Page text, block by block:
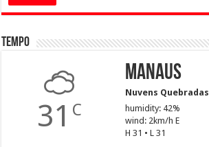
Tempo
31 C
Manaus
Nuvens Quebradas
humidity: 42%
wind: 2km/h E
H 31 • L 31